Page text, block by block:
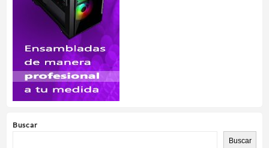
Buscar
Buscar